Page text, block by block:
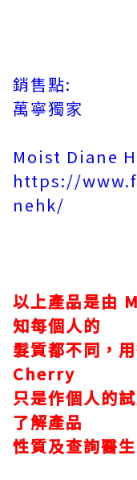
銷售點:
萬寧獨家
Moist Diane
https://
nehk/
以上產品是由
知每個人的
髮質都不同，
Cherry
只是作個人的
了解產品
性質及查詢醫